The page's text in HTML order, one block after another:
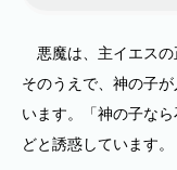
悪魔は、主イエスの
そのうえで、神の子
います。「神の子な
どと誘惑しています。